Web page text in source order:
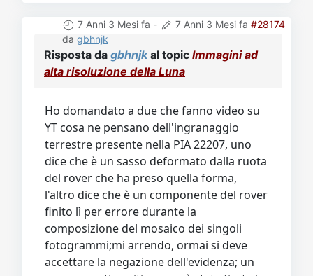
7 Anni 3 Mesi fa - 7 Anni 3 Mesi fa #28174
da gbhnjk
Risposta da gbhnjkal topic Immagini ad
alta risoluzione della Luna
Ho domandato a due che fanno video su
YT cosa ne pensano dell'ingranaggio
terrestre presente nella PIA 22207, uno
dice che è un sasso deformato dalla ruota
del rover che ha preso quella forma,
l'altro dice che è un componente del rover
finito lì per errore durante la
composizione del mosaico dei singoli
fotogrammi;mi arrendo, ormai si deve
accettare la negazione dell'evidenza; un